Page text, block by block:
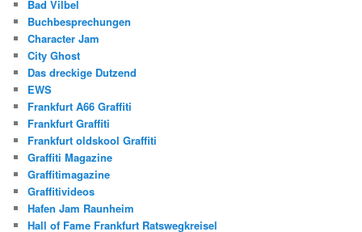
Bad Vilbel
Buchbesprechungen
Character Jam
City Ghost
Das dreckige Dutzend
EWS
Frankfurt A66 Graffiti
Frankfurt Graffiti
Frankfurt oldskool Graffiti
Graffiti Magazine
Graffitimagazine
Graffitivideos
Hafen Jam Raunheim
Hall of Fame Frankfurt Ratswegkreisel